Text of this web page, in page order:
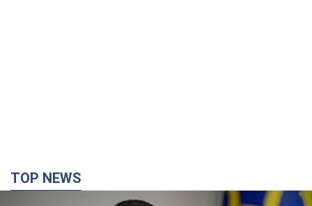
TOP NEWS